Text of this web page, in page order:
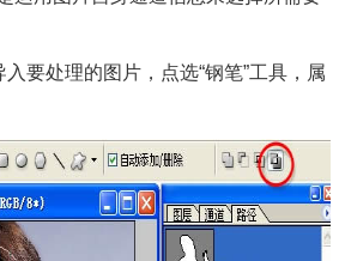
要处理的图片，点选“钢笔”工具，属